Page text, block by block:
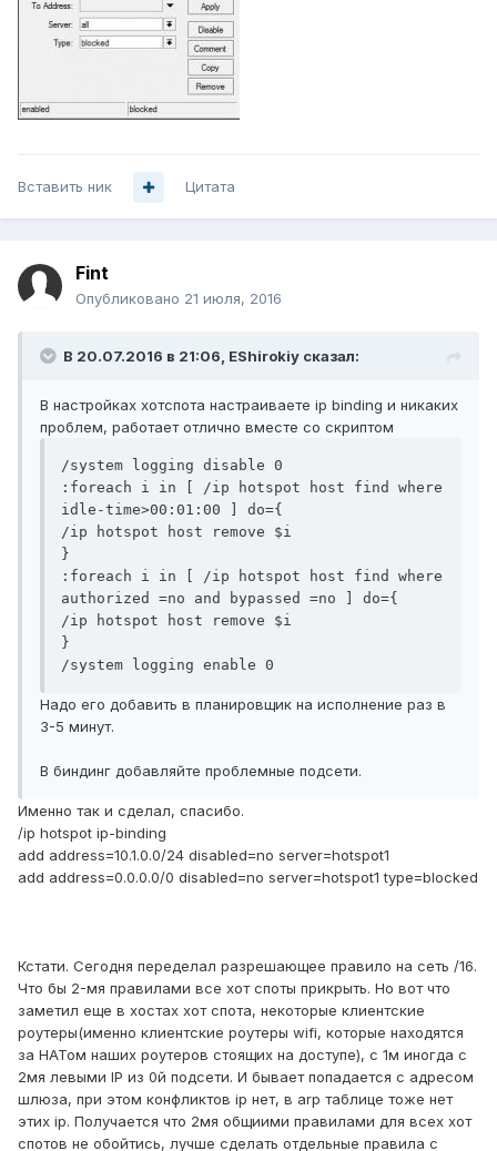
Вставить ник Цитата
Fint
Опубликовано 21 июля, 2016
В 20.07.2016 в 21:06, EShirokiy сказал:
В настройках хотспота настраиваете ip binding и никаких
проблем, работает отлично вместе со скриптом
/system logging disable 0
:foreach i in [ /ip hotspot host find where
idle-time>00:01:00 ] do={
/ip hotspot host remove $i
}
:foreach i in [ /ip hotspot host find where
authorized =no and bypassed =no ] do={
/ip hotspot host remove $i
}
/system logging enable 0
Надо его добавить в планировщик на исполнение раз в
3-5 минут.
В биндинг добавляйте проблемные подсети.
Именно так и сделал, спасибо.
/ip hotspot ip-binding
add address=10.1.0.0/24 disabled=no server=hotspot1
add address=0.0.0.0/0 disabled=no server=hotspot1 type=blocked
Кстати. Сегодня переделал разрешающее правило на сеть /16.
Что бы 2-мя правилами все хот споты прикрыть. Но вот что
заметил еще в хостах хот спота, некоторые клиентские
роутеры(именно клиентские роутеры wifi, которые находятся
за НАТом наших роутеров стоящих на доступе), с 1м иногда с
2мя левыми IP из 0й подсети. И бывает попадается с адресом
шлюза, при этом конфликтов ip нет, в arp таблице тоже нет
этих ip. Получается что 2мя общиими правилами для всех хот
спотов не обойтись, лучше сделать отдельные правила с